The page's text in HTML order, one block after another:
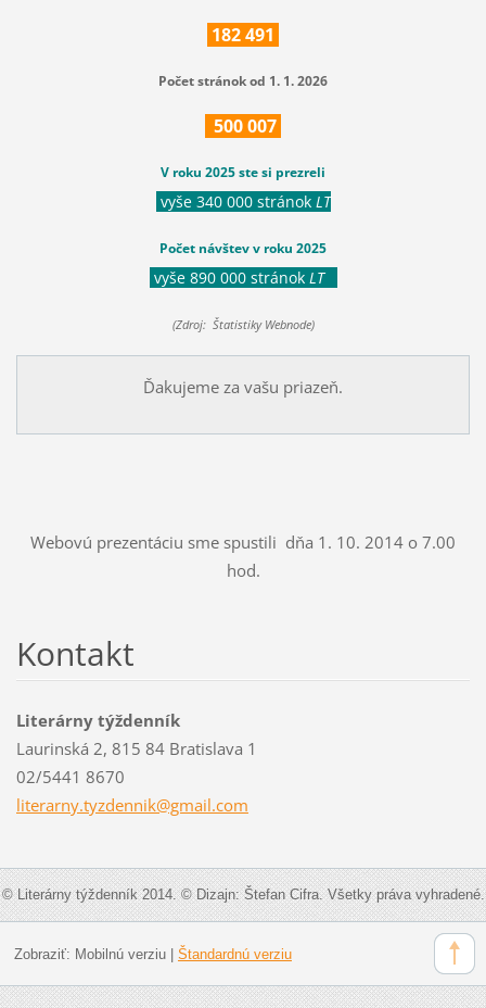
182491
Počet stránok od 1. 1. 2026
500007
V roku 2025 ste si prezreli
vyše 340 000 stránok LT
Počet návštev v roku 2025
vyše 890 000 stránok LT
(Zdroj: Štatistiky Webnode)
Ďakujeme za vašu priazeň.
Webovú prezentáciu sme spustili dňa 1. 10. 2014 o 7.00
hod.
Kontakt
Literárny týždenník
Laurinská 2, 815 84 Bratislava 1
02/5441 8670
literarny.tyzdennik@gmail.com
© Literárny týždenník 2014. © Dizajn: Štefan Cifra. Všetky práva vyhradené.
Zobraziť: Mobilnú verziu| Štandardnú verziu